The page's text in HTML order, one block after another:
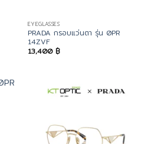
EYEGLASSES
PRADA กรอบแว่นตา รุ่น 0PR
14ZVF
13,400 ฿